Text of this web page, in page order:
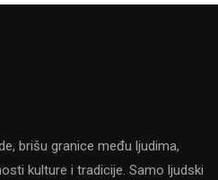
brišu granice među ljudima,
kulture i tradicije. Samo ljudski